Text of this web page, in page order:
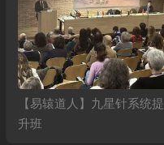
【易辕道人】九星针系统提
升班